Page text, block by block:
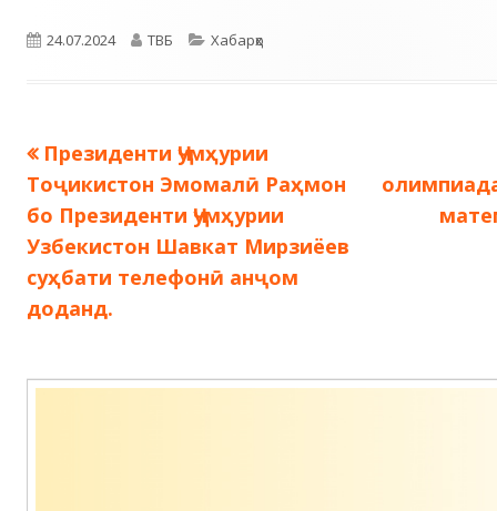
Опубликовано
24.07.2024 Автор
ТВБ Рубрики
Хабарҳо
Навигация
по
записям
Предыдущая
запись:
Президенти Ҷумҳурии
Тоҷикистон Эмомалӣ Раҳмон
бо Президенти Ҷумҳурии
Узбекистон Шавкат Мирзиёев
суҳбати телефонӣ анҷом
доданд.
Содержимое